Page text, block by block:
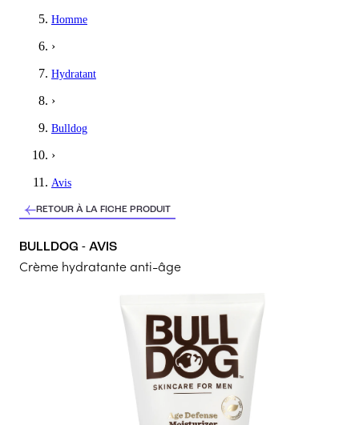
5/5
Emilie
Apprécié !
Pour mon mari Odeur agréable. Texture agréable. Hydrate bien.
Homme
›
Hydratant
›
Bulldog
›
Avis
RETOUR À LA FICHE PRODUIT
BULLDOG - AVIS
Crème hydratante anti-âge